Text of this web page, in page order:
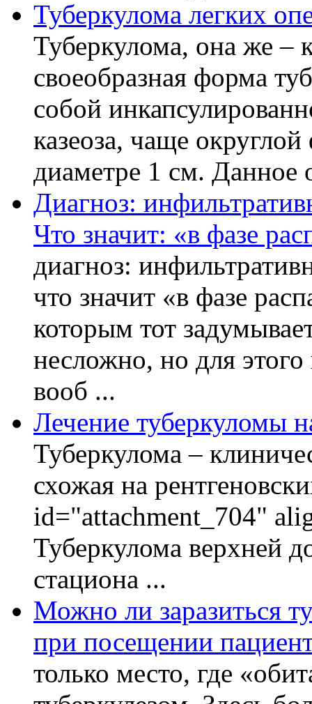
Туберкулома легких
Туберкулома, она же –
своеобразная форма
собой
казеоза, чаще
диаметре 1 см. Данное
Диагноз:
Что значит: «в фазе
диагноз:
что значит «в фазе
которым тот
несложно, но для
вооб ...
Лечение туберкуломы
Туберкулома –
схожая на
id="attachment_704"
Туберкулома верхней
стациона ...
Можно ли заразиться
при посещении
только место, где